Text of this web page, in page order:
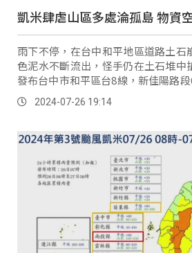
凱米肆虐山區多處淪孤島 物資
雨下不停，在台中和平地區道路土石
色泥水不斷流出，怪手仍在土石堆中
發布台中市和平區台8線，新佳陽路段
雙向無法通行，預計27日早上10點
77K+800處，也發生邊坡坍方，預計
2024-07-26 19:14